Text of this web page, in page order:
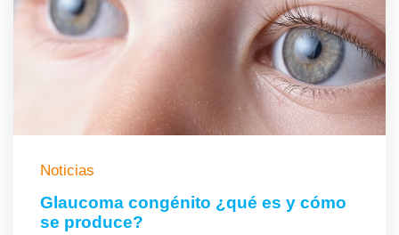
Noticias
Glaucoma congénito ¿qué es y cómo
se produce?